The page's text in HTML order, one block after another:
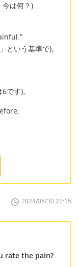
今は何？)
という基準で)。
です)。
2024/08/30 22:15
rate the pain?